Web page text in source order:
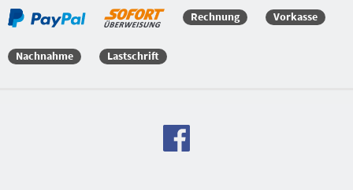
Versandkostenfreie Bestellung Rechnung Vorkasse
Nachnahme Lastschrift